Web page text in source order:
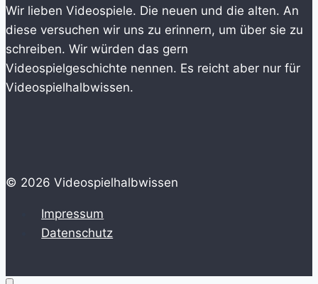
Wir lieben Videospiele. Die neuen und die alten. An
diese versuchen wir uns zu erinnern, um über sie zu
schreiben. Wir würden das gern
Videospielgeschichte nennen. Es reicht aber nur für
Videospielhalbwissen.
© 2026 Videospielhalbwissen
Impressum
Datenschutz